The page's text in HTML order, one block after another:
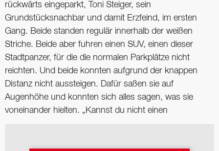
rückwärts eingeparkt, Toni Steiger, sein
Grundstücksnachbar und damit Erzfeind, im ersten
Gang. Beide standen regulär innerhalb der weißen
Striche. Beide aber fuhren einen SUV, einen dieser
Stadtpanzer, für die die normalen Parkplätze nicht
reichten. Und beide konnten aufgrund der knappen
Distanz nicht aussteigen. Dafür saßen sie auf
Augenhöhe und konnten sich alles sagen, was sie
voneinander hielten. „Kannst du nicht einen